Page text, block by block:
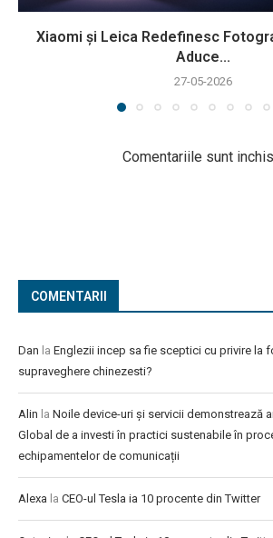
Xiaomi și Leica Redefinesc
Aduce...
27-05-2026
Comentariile sunt
COMENTARII
Dan la Englezii incep sa fie sceptici cu privire la
supraveghere chinezesti?
Alin la Noile device-uri și servicii demonstrează
Global de a investi în practici sustenabile în
echipamentelor de comunicații
Alexa la CEO-ul Tesla ia 10 procente din Twitter